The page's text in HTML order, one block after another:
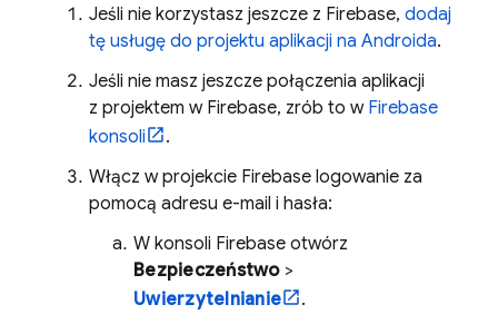
Jeśli nie korzystasz jeszcze z Firebase, dodaj
tę usługę do projektu aplikacji na Androida.
Jeśli nie masz jeszcze połączenia aplikacji
z projektem w Firebase, zrób to w Firebase
konsoli
.
Włącz w projekcie Firebase logowanie za
pomocą adresu e-mail i hasła:
W konsoli Firebase otwórz
Bezpieczeństwo>
Uwierzytelnianie
.